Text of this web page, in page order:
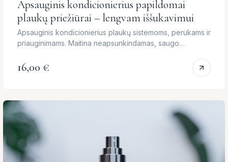
Apsauginis kondicionierius papildomai
plaukų priežiūrai – lengvam iššukavimui
Apsauginis kondicionierius plaukų sistemoms, perukams ir
priauginimams. Maitina neapsunkindamas, saugo
16,00 €